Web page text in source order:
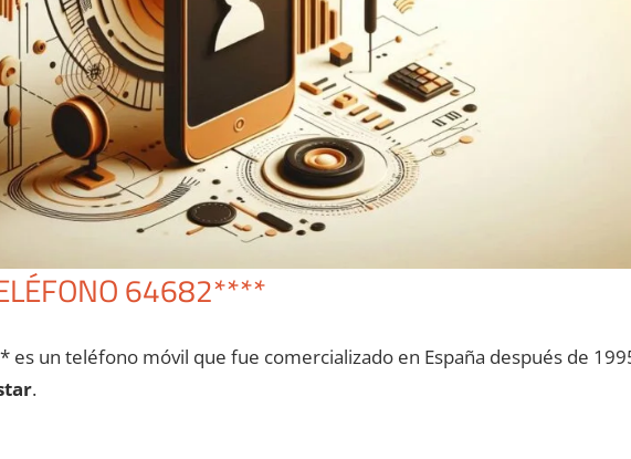
64682****
un teléfono móvil quе fue comercializado en España después dе
.